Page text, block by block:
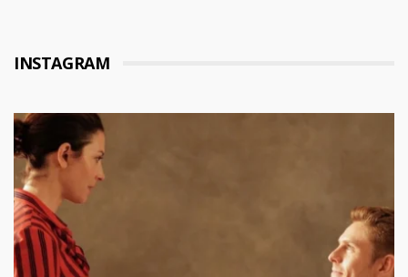
INSTAGRAM